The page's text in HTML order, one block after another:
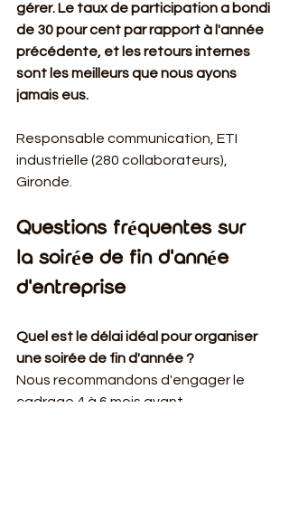
gérer. Le taux de participation a bondi
de 30 pour cent par rapport à l'année
précédente, et les retours internes
sont les meilleurs que nous ayons
jamais eus.
Responsable communication, ETI
industrielle (280 collaborateurs),
Gironde.
Questions fréquentes sur
la soirée de fin d'année
d'entreprise
Quel est le délai idéal pour organiser
une soirée de fin d'année ?
Nous recommandons d'engager le
cadrage 4 à 6 mois avant